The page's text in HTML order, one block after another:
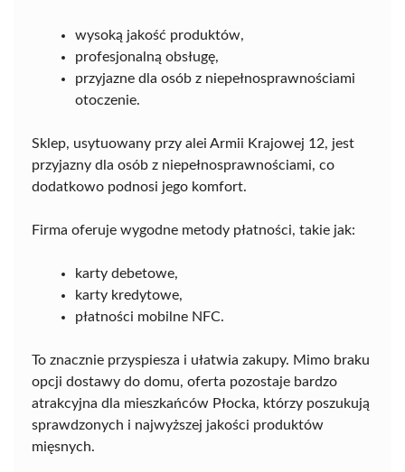
wysoką jakość produktów,
profesjonalną obsługę,
przyjazne dla osób z niepełnosprawnościami
otoczenie.
Sklep, usytuowany przy alei Armii Krajowej 12, jest
przyjazny dla osób z niepełnosprawnościami, co
dodatkowo podnosi jego komfort.
Firma oferuje wygodne metody płatności, takie jak:
karty debetowe,
karty kredytowe,
płatności mobilne NFC.
To znacznie przyspiesza i ułatwia zakupy. Mimo braku
opcji dostawy do domu, oferta pozostaje bardzo
atrakcyjna dla mieszkańców Płocka, którzy poszukują
sprawdzonych i najwyższej jakości produktów
mięsnych.